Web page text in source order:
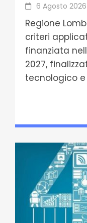
6 Agosto 2026
Regione
criteri
finanziata
2027,
tecnologico e